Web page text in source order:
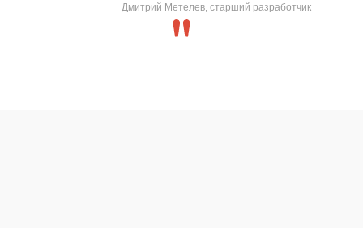
Дмитрий Метелев, старший разработчик